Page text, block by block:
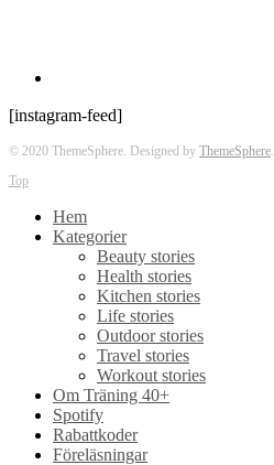
[instagram-feed]
© 2020 ThemeSphere. Designed by ThemeSphere
Top
Hem
Kategorier
Beauty stories
Health stories
Kitchen stories
Life stories
Outdoor stories
Travel stories
Workout stories
Om Träning 40+
Spotify
Rabattkoder
Föreläsningar